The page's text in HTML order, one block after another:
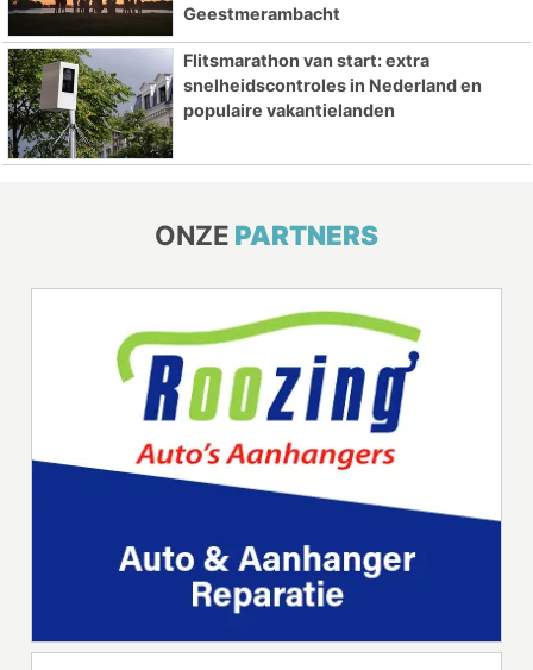
Geestmerambacht
Flitsmarathon van start: extra
snelheidscontroles in Nederland en
populaire vakantielanden
ONZE PARTNERS